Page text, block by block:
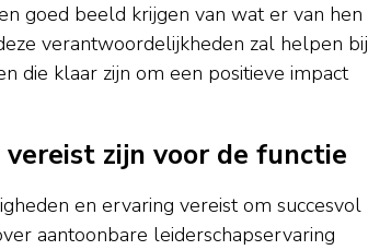
goed beeld krijgen van wat er van hen
verantwoordelijkheden zal helpen bij
die klaar zijn om een positieve impact
zijn voor de functie
en ervaring vereist om succesvol
aantoonbare leiderschapservaring